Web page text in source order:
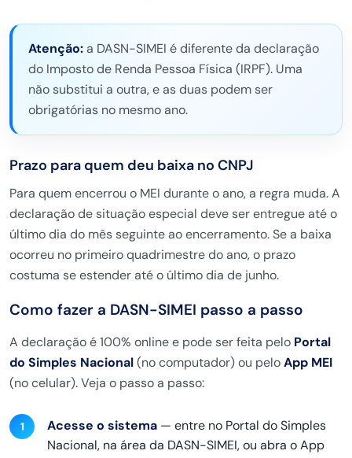
Atenção:a DASN-SIMEI é diferenteda declaração
do Imposto de Renda Pessoa Física (IRPF). Uma
não substitui a outra, e as duas podem ser
obrigatórias no mesmo ano.
Prazo para quem deu baixa no CNPJ
Para quemencerrou o MEI durante o ano, a regra muda. A
declaração de situação especial deve ser entregue até o
último dia do mês seguinte ao encerramento. Se a baixa
ocorreu no primeiro quadrimestredo ano, o prazo
costuma se estender atéo último dia de junho.
Como fazer a DASN-SIMEI passo a passo
A declaraçãoé 100% online e pode ser feita pelo Portal
do Simples Nacional(nocomputador) ou peloApp MEI
(nocelular). Veja o passo a passo:
Acesse o sistema — entre no Portal do Simples
Nacional, na área da DASN-SIMEI, ou abra o App